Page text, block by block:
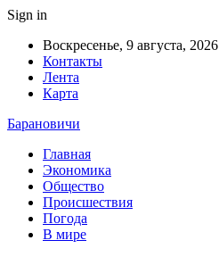
Sign in
Воскресенье, 9 августа, 2026
Контакты
Лента
Карта
Барановичи
Главная
Экономика
Общество
Происшествия
Погода
В мире